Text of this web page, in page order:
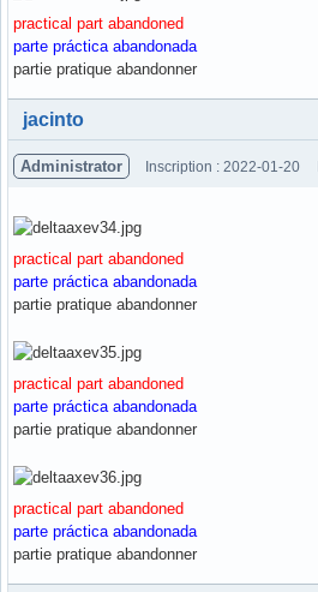
practical part abandoned
parte práctica abandonada
partie pratique abandonner
Hors ligne
jacinto
Administrator Inscription : 2022-01-20
practical part abandoned
parte práctica abandonada
partie pratique abandonner
practical part abandoned
parte práctica abandonada
partie pratique abandonner
practical part abandoned
parte práctica abandonada
partie pratique abandonner